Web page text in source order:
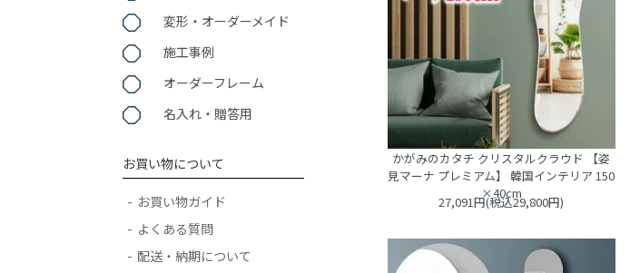
かがみのカタチ クリスタルクラウド 【姿
見マーナ プレミアム】 韓国インテリア 150
×40cm
27,091円(税込29,800円)
変形・オーダーメイド
施工事例
オーダーフレーム
名入れ・贈答用
お買い物について
お買い物ガイド
よくある質問
配送・納期について